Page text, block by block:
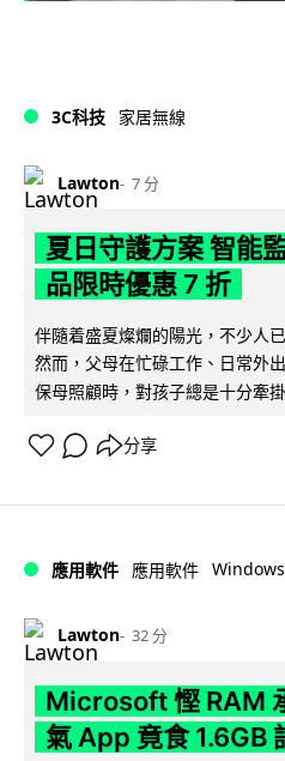
3C科技 家居無線
Lawton 7 分
夏日守護方案 智能
品限時優惠 7 折
伴隨着盛夏燦爛的陽光，不少人
然而，父母在忙碌工作、日常外
保母照顧時，對孩子總是十分牽
分享
應用軟件 應用軟件
Lawton 32 分
Microsoft 慳 RAM
氣 App 竟食 1.6GB